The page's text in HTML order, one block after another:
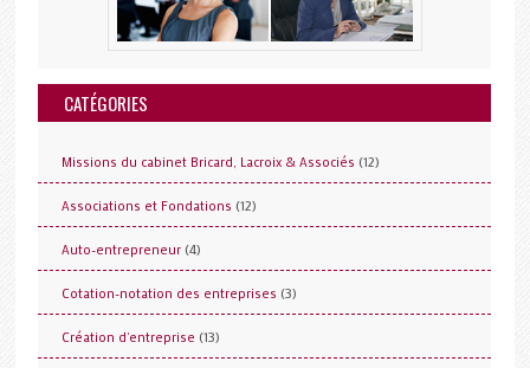
CATÉGORIES
Missions du cabinet Bricard, Lacroix & Associés (12)
Associations et Fondations (12)
Auto-entrepreneur (4)
Cotation-notation des entreprises (3)
Création d'entreprise (13)